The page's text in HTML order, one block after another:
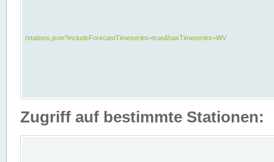
/stations.json?includeForecastTimeseries=true&hasTimeseries=WV
Zugriff auf bestimmte Stationen: